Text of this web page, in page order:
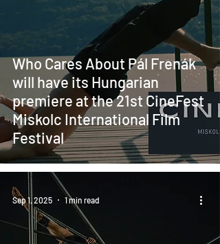
Who Cares About Pál Frenák
will have its Hungarian
premiere at the 21st CineFest
Miskolc International Film
Festival
Sep 1, 2025 1 min read